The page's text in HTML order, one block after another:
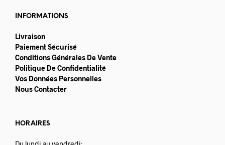
INFORMATIONS
Livraison
Paiement Sécurisé
Conditions Générales De Vente
Politique De Confidentialité
Vos Données Personnelles
Nous Contacter
HORAIRES